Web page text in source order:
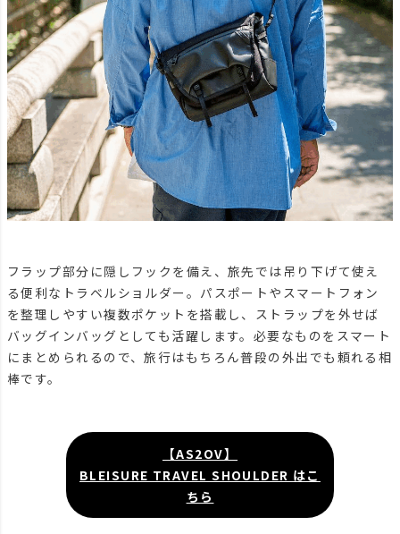
フラップ部分に隠しフックを備え、旅先では吊り下げて使え
る便利なトラベルショルダー。パスポートやスマートフォン
を整理しやすい複数ポケットを搭載し、ストラップを外せば
バッグインバッグとしても活躍します。必要なものをスマート
にまとめられるので、旅行はもちろん普段の外出でも頼れる相
棒です。
【AS2OV】
BLEISURE TRAVEL SHOULDER はこ
ちら